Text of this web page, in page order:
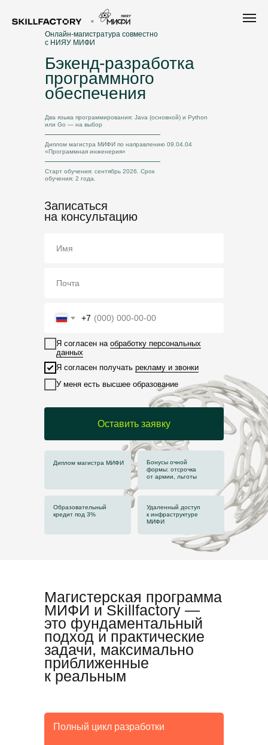
Диплом магистра МИФИ
Онлайн-магистратура совместно
с НИЯУ МИФИ
Бонусы очной
формы: отсрочка
от армии, льготы
Образовательный
кредит под 3%
Записаться
на консультацию
Удаленный доступ
к инфраструктуре
МИФИ
Бэкенд-разработка
программного
обеспечения
Два языка программирования: Java (основной) и Python
или Go — на выбор
Диплом магистра МИФИ по направлению 09.04.04
«Программная инженерия»
Старт обучения: сентябрь 2026. Срок
обучения: 2 года.
+7
Я согласен на обработку персональных
данных
Я согласен получать рекламу и звонки
У меня есть высшее образование
Оставить заявку
Магистерская программа
МИФИ и Skillfactory —
это фундаментальный
подход и практические
задачи, максимально
приближенные
к реальным
Полный цикл разработки